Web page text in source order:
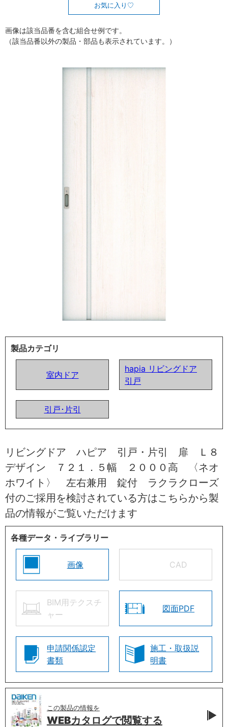
お気に入り
画像は該当品番を含む組合せ例です。
（該当品番以外の製品・部品も表示されています。）
製品カテゴリ
室内ドア
hapia リビングドア
引戸
引戸･片引
リビングドア ハピア 引戸・片引 扉 Ｌ８
デザイン ７２１．５幅 ２０００高 〈ネオ
ホワイト〉 左右兼用 錠付 ラクラクローズ
付のご採用を検討されている方はこちらから製
品の情報がご覧いただけます
各種データ・ライブラリー
画像 CAD
BIM用テクスチ
ャー
図面PDF
申請関係認定
書類
施工・取扱説
明書
この製品の情報を
WEBカタログで閲覧する